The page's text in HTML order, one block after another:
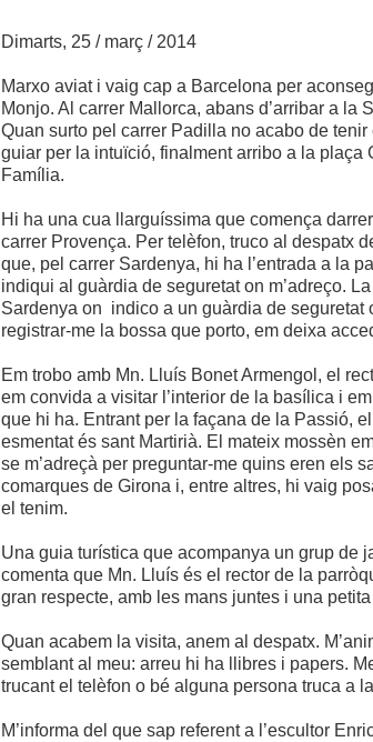
Dimarts, 25 / març / 2014
Marxo aviat i vaig cap a Barcelona per
Monjo. Al carrer Mallorca, abans d’arribar a la
Quan surto pel carrer Padilla no acabo de
guiar per la intuïció, finalment arribo a la plaça
Família.
Hi ha una cua llarguíssima que comença
carrer Provença. Per telèfon, truco al despatx
que, pel carrer Sardenya, hi ha l’entrada a la
indiqui al guàrdia de seguretat on m’adreço.
Sardenya on indico a un guàrdia de seguretat
registrar-me la bossa que porto, em deixa
Em trobo amb Mn. Lluís Bonet Armengol, el
em convida a visitar l’interior de la basílica i
que hi ha. Entrant per la façana de la Passió,
esmentat és sant Martirià. El mateix mossèn
se m’adreçà per preguntar-me quins eren els
comarques de Girona i, entre altres, hi vaig
el tenim.
Una guia turística que acompanya un grup de
comenta que Mn. Lluís és el rector de la
gran respecte, amb les mans juntes i una
Quan acabem la visita, anem al despatx.
semblant al meu: arreu hi ha llibres i papers.
trucant el telèfon o bé alguna persona truca a
M’informa del que sap referent a l’escultor